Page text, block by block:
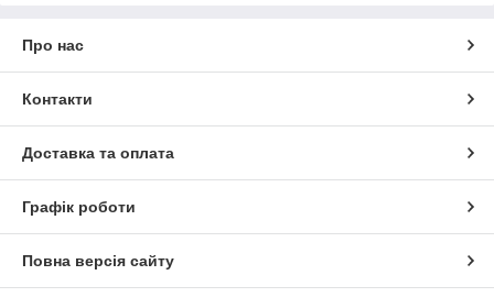
Про нас
Контакти
Доставка та оплата
Графік роботи
Повна версія сайту